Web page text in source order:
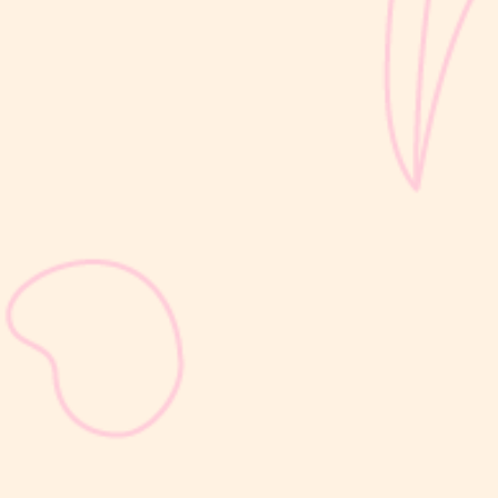
Selain berat badan, tinggi badan menjadi salah satu indikator
utama untuk menilai apakah tumbuh kembang si Kecil berjalan